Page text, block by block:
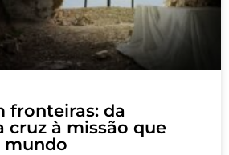
fronteiras: da
cruz à missão que
mundo